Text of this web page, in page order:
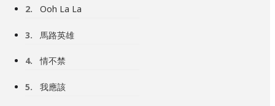
2. Ooh La La
3. 馬路英雄
4. 情不禁
5. 我應該